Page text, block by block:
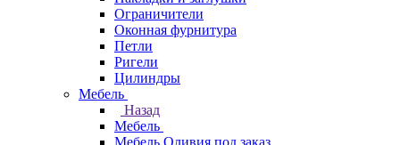
Ограничители
Оконная фурнитура
Петли
Ригели
Цилиндры
Мебель
Назад
Мебель
Мебель Оливия под заказ